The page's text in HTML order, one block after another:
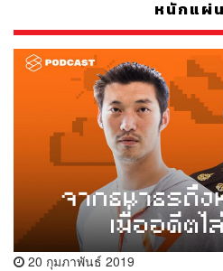
หนักแผ่
20 กุมภาพันธ์ 2019